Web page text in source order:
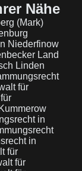
Nähe
(Mark)
Niederfinow
Land
Linden
für
in
in
für
für